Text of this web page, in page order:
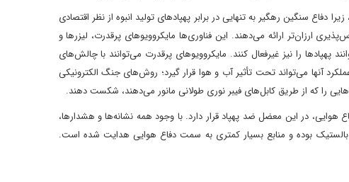
سنگین رهگیر به تنهایی در برابر پهپادهای تولید انبوه از نظر اقتصادی
ارزان‌تر ارائه می‌دهند. این فناوری‌ها مایکروویوهای پرقدرت، لیزرها و
را نیز غیرفعال کنند. مایکروویوهای پرقدرت می‌توانند با چالش‌های
آنها می‌تواند تحت تأثیر آب و هوا قرار گیرد؛ روش‌های جنگ الکترونیکی
را که از طریق کابل‌های فیبر نوری طولانی مانور می‌دهند، شکست دهند.
هوایی، در این معضل ضد پهپاد قرار دارد. با وجود همه نشانه‌ها و هشدارها،
بوده و منابع بسیار کمتری به سمت دفاع هوایی هدایت شده است.